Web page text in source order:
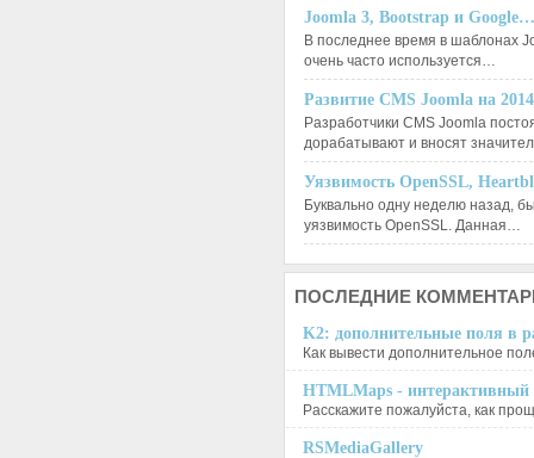
Joomla 3, Bootstrap и Google…
В последнее время в шаблонах
очень часто используется…
Развитие CMS Joomla на
Разработчики CMS Joomla
дорабатывают и вносят
Уязвимость OpenSSL,
Буквально одну неделю назад,
уязвимость OpenSSL. Данная…
ПОСЛЕДНИЕ
K2: дополнительные поля в
Как вывести дополнительное
HTMLMaps - интерактивный
Расскажите пожалуйста, как
RSMediaGallery